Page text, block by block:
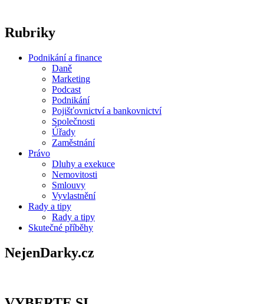
Rubriky
Podnikání a finance
Daně
Marketing
Podcast
Podnikání
Pojišťovnictví a bankovnictví
Společnosti
Úřady
Zaměstnání
Právo
Dluhy a exekuce
Nemovitosti
Smlouvy
Vyvlastnění
Rady a tipy
Rady a tipy
Skutečné příběhy
NejenDarky.cz